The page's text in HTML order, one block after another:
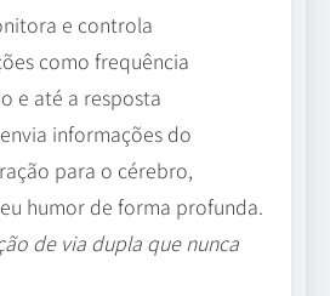
e controla
como frequência
e até a resposta
informações do
para o cérebro,
humor de forma profunda.
de via dupla que nunca